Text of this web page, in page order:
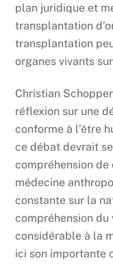
plan juridique et
transplantation
transplantation
organes vivants
Christian
réflexion sur une
conforme à l’être
ce débat devrait
compréhension de
médecine
constante sur la
compréhension
considérable à la
ici son importante